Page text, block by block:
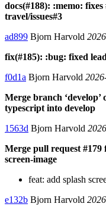
docs(#188): :memo:
travel/issues#3
ad899 Bjorn Harvold
fix(#185): :bug: fixed
f0d1a Bjorn Harvold
Merge branch
typescript into develop
1563d Bjorn Harvold
Merge pull request
screen-image
feat: add splash
e132b Bjorn Harvold